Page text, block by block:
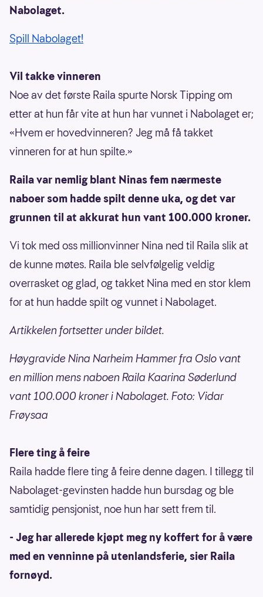
Nabolaget.
Spill Nabolaget!
Vil takke vinneren
Noe av det første Raila spurte Norsk Tipping om
etter at hun får vite at hun har vunnet i Nabolaget er;
«Hvem er hovedvinneren? Jeg må få takket
vinneren for at hun spilte.»
Raila var nemlig blant Ninas fem nærmeste
naboer som hadde spilt denne uka, og det var
grunnen til at akkurat hun vant 100.000 kroner.
Vi tok med oss millionvinner Nina ned til Raila slik at
de kunne møtes. Raila ble selvfølgelig veldig
overrasket og glad, og takket Nina med en stor klem
for at hun hadde spilt og vunnet i Nabolaget.
Artikkelen fortsetter under bildet.
Høygravide Nina Narheim Hammer fra Oslo vant
en million mens naboen Raila Kaarina Søderlund
vant 100.000 kroner i Nabolaget. Foto: Vidar
Frøysaa
Flere ting å feire
Raila hadde flere ting å feire denne dagen. I tillegg til
Nabolaget-gevinsten hadde hun bursdag og ble
samtidig pensjonist, noe hun har sett frem til.
- Jeg har allerede kjøpt meg ny koffert for å være
med en venninne på utenlandsferie, sier Raila
fornøyd.